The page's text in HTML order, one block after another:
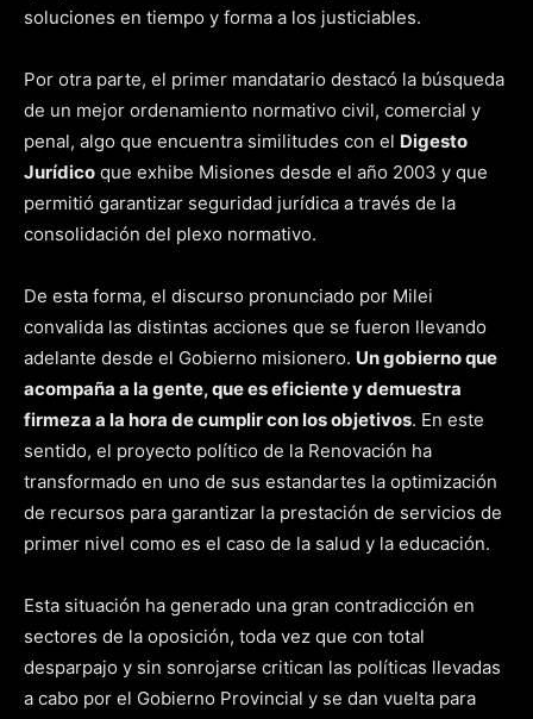
soluciones en tiempo y forma a los justiciables.
Por otra parte, el primer mandatario destacó la búsqueda
de un mejor ordenamiento normativo civil, comercial y
penal, algo que encuentra similitudes con el Digesto
Jurídico que exhibe Misiones desde el año 2003 y que
permitió garantizar seguridad jurídica a través de la
consolidación del plexo normativo.
De esta forma, el discurso pronunciado por Milei
convalida las distintas acciones que se fueron llevando
adelante desde el Gobierno misionero. Un gobierno que
acompaña a la gente, que es eficiente y demuestra
firmeza a la hora de cumplir con los objetivos. En este
sentido, el proyecto político de la Renovación ha
transformado en uno de sus estandartes la optimización
de recursos para garantizar la prestación de servicios de
primer nivel como es el caso de la salud y la educación.
Esta situación ha generado una gran contradicción en
sectores de la oposición, toda vez que con total
desparpajo y sin sonrojarse critican las políticas llevadas
a cabo por el Gobierno Provincial y se dan vuelta para